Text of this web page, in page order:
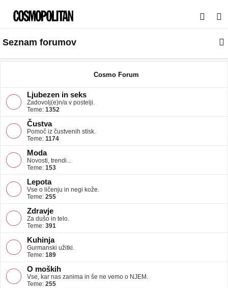
s
a
Seznam forumov
Cosmo Forum
Ljubezen in seks
Zadovolj(e)n/a v postelji.
Teme: 1352
Čustva
Pomoč iz čustvenih stisk.
Teme: 1174
Moda
Novosti, trendi...
Teme: 153
Lepota
Vse o ličenju in negi kože.
Teme: 255
Zdravje
Za dušo in telo.
Teme: 391
Kuhinja
Gurmanski užitki.
Teme: 189
O moških
Vse, kar nas zanima in še ne vemo o NJEM.
Teme: 255